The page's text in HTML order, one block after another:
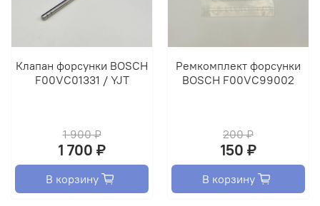
Клапан форсунки BOSCH
F00VC01331 / YJT
1 900 ₽
1 700 ₽
В корзину
Ремкомплект форсунки
BOSCH F00VC99002
200 ₽
150 ₽
В корзину